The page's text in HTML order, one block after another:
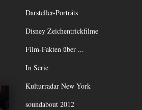
Darsteller-Porträts
Disney Zeichentrickfilme
Film-Fakten über ...
In Serie
Kulturradar New York
soundabout 2012